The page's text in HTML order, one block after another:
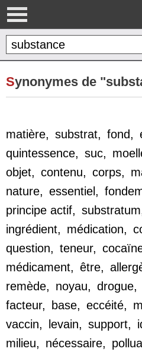
Synonymes de
matière, substrat, fond,
quintessence, suc,
objet, contenu, corps,
nature, essentiel,
principe actif, substratum
ingrédient, médication,
question, teneur,
médicament, être,
remède, noyau, drogue,
facteur, base, eccéité,
vaccin, levain, support,
milieu, nécessaire,